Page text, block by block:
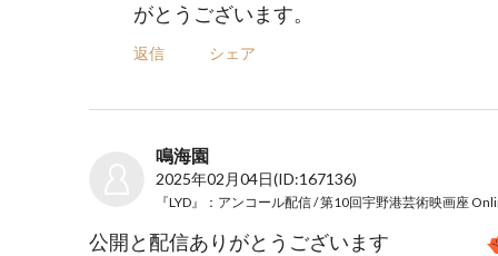
がとうございます。
返信 シェア
鳴海園
2025年02月04日(ID:167136)
公開と配信ありがとうございます